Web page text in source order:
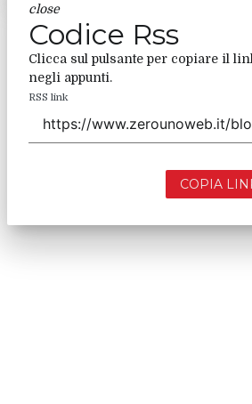
close
Codice Rss
Clicca sul pulsante per copiare il
negli appunti.
RSS link
COPIA